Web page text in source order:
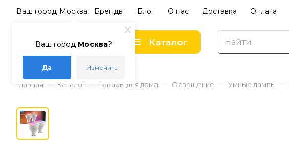
Ваш город Москва?
Да Изменить
Ваш город Москва Бренды Блог О нас Доставка Оплата
Каталог
Главная – Каталог – Товары для дома – Освещение – Умные лампы –